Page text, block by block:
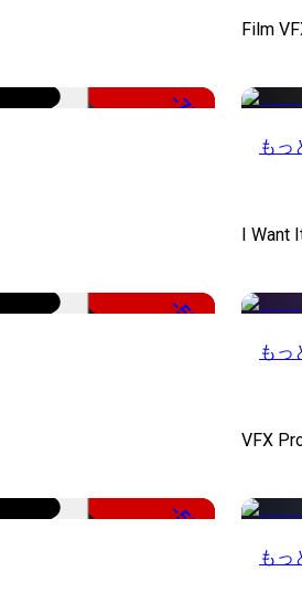
-75%
Film
もっ
-50%
I
もっ
-50%
VFX
もっ